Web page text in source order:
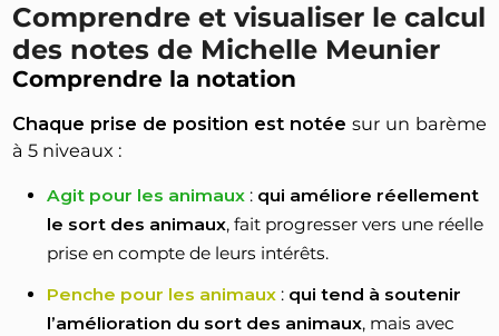
Comprendre et visualiser le calcul
des notes de Michelle Meunier
Comprendre la notation
Chaque prise de position est notée sur un barème
à 5 niveaux :
Agit pour les animaux : qui améliore réellement
le sort des animaux, fait progresser vers une réelle
prise en compte de leurs intérêts.
Penche pour les animaux : qui tend à soutenir
l’amélioration du sort des animaux, mais avec